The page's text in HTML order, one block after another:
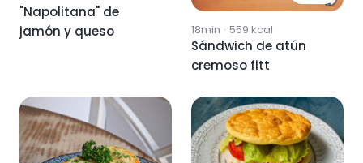
"Napolitana" de
jamón y queso
18min · 559 kcal
Sándwich de atún
cremoso fitt